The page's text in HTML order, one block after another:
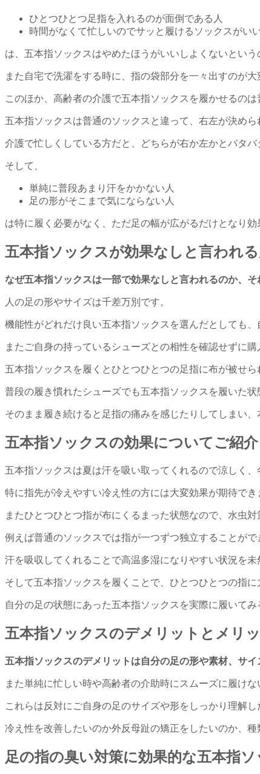
ひとつひとつ足指を入れるのが面倒である人
時間がなくて忙しいのでサッと履けるソックスがい
は、五本指ソックスはやめたほうがいいしよくないという
また自宅で洗濯をする時に、指の袋部分を一々出すのが
このほか、高齢者の介護で五本指ソックスを履かせるの
五本指ソックスは普通のソックスと違って、右左が決めら
介護で忙しくしている方だと、どちらが右か左かとバタバ
そして、
単純に普段あまり汗をかかない人
足の形がそこまで気にならない人
は特に履く必要がなく、ただ足の幅が広がるだけとなり
五本指ソックスが効果なしと言われ
なぜ五本指ソックスは一部で効果なしと言われるのか、
人の足の形やサイズは千差万別です。
機能性がどれだけ良い五本指ソックスを選んだとしても
またご自身の持っているシューズとの相性を確認せずに
五本指ソックスを履くとひとつひとつの足指に布が被せ
普段の履き慣れたシューズでも五本指ソックスを履いた
そのまま履き続けると足指の痛みを感じたりしてしまい
五本指ソックスの効果についてご紹
五本指ソックスは夏は汗を吸い取ってくれるので涼しく
特に指先が冷えやすい冷え性の方には大変効果が期待でき
またひとつひとつ指が布にくるまった状態なので、水虫対
例えば普通のソックスでは指が一つずつ独立することが
汗を吸収してくれることで高温多湿になりやすい状況を
そして五本指ソックスを履くことで、ひとつひとつの指
自分の足の状態にあった五本指ソックスを実際に履いて
五本指ソックスのデメリットとメリ
五本指ソックスのデメリットは自分の足の形や素材、サ
また単純に忙しい時や高齢者の介助時にスムーズに履け
これらは反対にご自身の足のサイズや形をしっかり理解
冷え性を改善したいのか外反母趾の矯正をしたいのか、
足の指の臭い対策に効果的な五本指